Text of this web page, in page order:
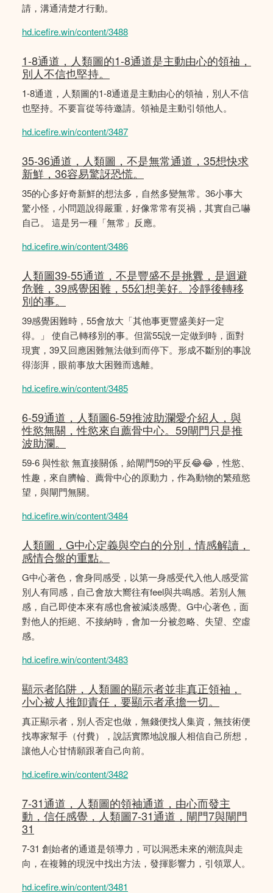
請，溝通清楚才行動。
hd.icefire.win/content/3488
1-8通道，人類圖的1-8通道是主動由心的領䄂，
別人不信也堅持。
1-8通道，人類圖的1-8通道是主動由心的領䄂，別人不信
也堅持。不要盲從等待邀請。領袖是主動引領他人。
hd.icefire.win/content/3487
35-36通道，人類圖，不是無常通道，35想快求
新鮮，36容易驚訝恐慌。
35的心多好奇新鮮的想法多，自然多變無常。36小事大
驚小怪，小問題說得嚴重，好像常常有災禍，其實自己嚇
自己。 這是另一種「無常」反應。
hd.icefire.win/content/3486
人類圖39-55通道，不是豐盛不是挑釁，是迴避
危難，39感覺困難，55幻想美好。冷靜後轉移
別的事。
39感覺困難時，55會放大「其他事更豐盛美好一定
得。」 使自己轉移別的事。但當55說一定做到時，面對
現實，39又回應困難無法做到而停下。形成不斷別的事說
得澎湃，眼前事放大困難而逃離。
hd.icefire.win/content/3485
6-59通道，人類圖6-59推波助瀾愛介紹人，與
性慾無關，性慾來自薦骨中心。59閘門只是推
波助瀾。
59-6 與性欲 無直接關係，給閘門59的平反😂😂，性慾、
性趣，來自臍輪、薦骨中心的原動力，作為動物的繁殖慾
望，與閘門無關。
hd.icefire.win/content/3484
人類圖，G中心定義與空白的分別，情感解讀，
感情合盤的重點。
G中心著色，會身同感受，以第一身感受代入他人感受當
別人有同感，自己會放大嚮往有feel與共鳴感。若別人無
感，自己即使本來有感也會被減淡感覺。G中心著色，面
對他人的拒絕、不接納時，會加一分被忽略、失望、空虛
感。
hd.icefire.win/content/3483
顯示者陷阱，人類圖的顯示者並非真正領袖，
小心被人推卸責任，要顯示者承擔一切。
真正顯示者，別人否定也做，無錢便找人集資，無技術便
找專家幫手（付費），說話實際地說服人相信自己所想，
讓他人心甘情願跟著自己向前。
hd.icefire.win/content/3482
7-31通道，人類圖的領袖通道，由心而發主
動，信任感覺，人類圖7-31通道，閘門7與閘門
31
7-31 創始者的通道是領導力，可以洞悉未來的潮流與走
向，在複雜的現況中找出方法，發揮影響力，引領眾人。
hd.icefire.win/content/3481